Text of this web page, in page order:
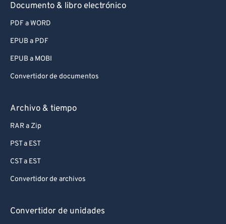
Documento & libro electrónico
PDF a WORD
EPUB a PDF
EPUB a MOBI
Convertidor de documentos
Archivo & tiempo
RAR a Zip
PST a EST
CST a EST
Convertidor de archivos
Convertidor de unidades